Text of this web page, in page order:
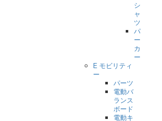
シ
ャ
ツ
パ
ー
カ
ー
E モビリティ
ー
パーツ
電動バ
ランス
ボード
電動キ